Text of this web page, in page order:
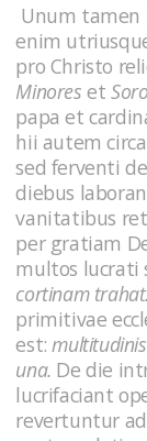
Unum
enim
pro Christo
Minoreset
papa et
hii autem
sed ferventi
diebus
vanitatibus
per gratiam
multos lucrati
cortinam trahat.
primitivae
est:
una. De die
lucrifaciant
revertuntur